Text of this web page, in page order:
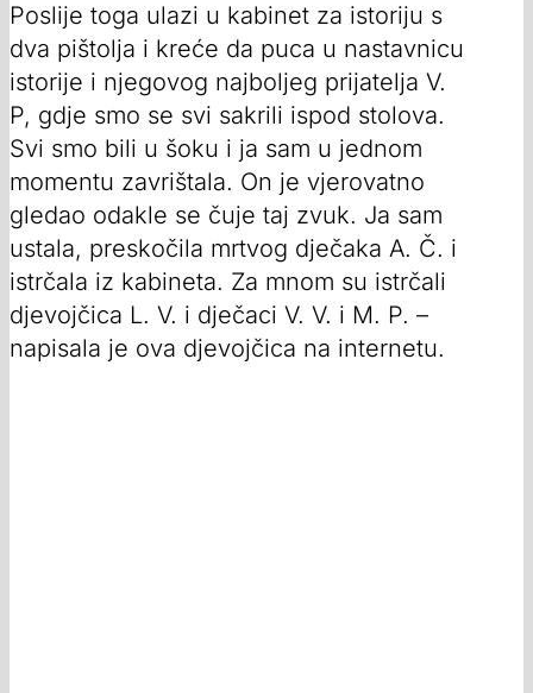
Poslije toga ulazi u kabinet za istoriju s
dva pištolja i kreće da puca u nastavnicu
istorije i njegovog najboljeg prijatelja V.
P, gdje smo se svi sakrili ispod stolova.
Svi smo bili u šoku i ja sam u jednom
momentu zavrištala. On je vjerovatno
gledao odakle se čuje taj zvuk. Ja sam
ustala, preskočila mrtvog dječaka A. Č. i
istrčala iz kabineta. Za mnom su istrčali
djevojčica L. V. i dječaci V. V. i M. P. –
napisala je ova djevojčica na internetu.